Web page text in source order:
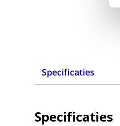
Specificaties
Specificaties